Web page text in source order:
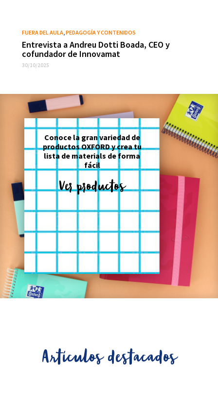
FUERA DEL AULA,PEDAGOGÍA Y CONTENIDOS
Entrevista a Andreu Dotti Boada, CEO y
cofundador de Innovamat
30/10/2025
Conoce la gran variedad de
productos OXFORD y crea tu
lista de materials de forma
fácil
Ver productos
Artículos destacados